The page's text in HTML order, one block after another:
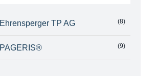
Ehrensperger TP AG (8)
PAGERIS® (9)